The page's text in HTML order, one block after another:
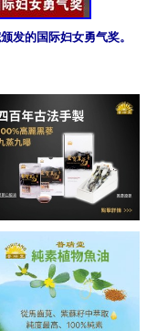
发的国际妇女勇气奖。